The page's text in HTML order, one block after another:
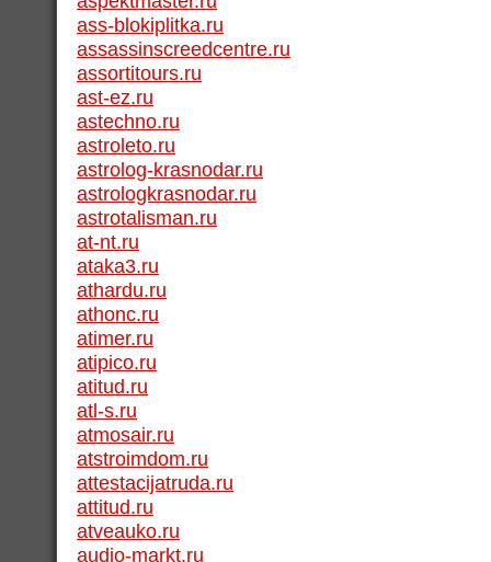
ass-blokiplitka.ru
assassinscreedcentre.ru
assortitours.ru
ast-ez.ru
astechno.ru
astroleto.ru
astrolog-krasnodar.ru
astrologkrasnodar.ru
astrotalisman.ru
at-nt.ru
ataka3.ru
athardu.ru
athonc.ru
atimer.ru
atipico.ru
atitud.ru
atl-s.ru
atmosair.ru
atstroimdom.ru
attestacijatruda.ru
attitud.ru
atveauko.ru
audio-markt.ru